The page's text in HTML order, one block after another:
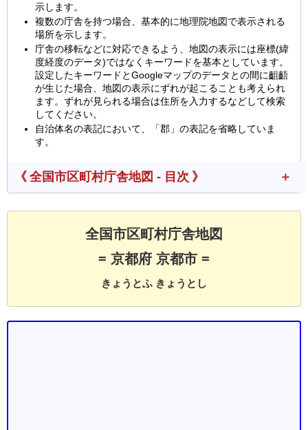
示します。
複数の庁舎を持つ場合、基本的に地理院地図で表示される
場所を示します。
庁舎の移転などに対応できるよう、地図の表示には座標(緯
度経度のデータ)ではなくキーワードを基本としています。
設定したキーワードとGoogleマップのデータとの間に齟齬
が生じた場合、地図の表示にずれが起こることも考えられ
ます。ずれが見られる場合は住所を入力するなどして検索
してください。
自治体名の表記において、「郡」の表記を省略していま
す。
《 全国市区町村庁舎地図 - 目次 》
全国市区町村庁舎地図
= 京都府 京都市 =
きょうとふ きょうとし